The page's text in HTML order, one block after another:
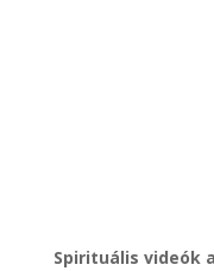
Spirituális videók